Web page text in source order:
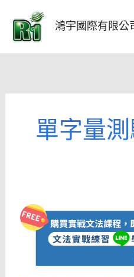
要
鴻宇國際有限公
單字量
益
課